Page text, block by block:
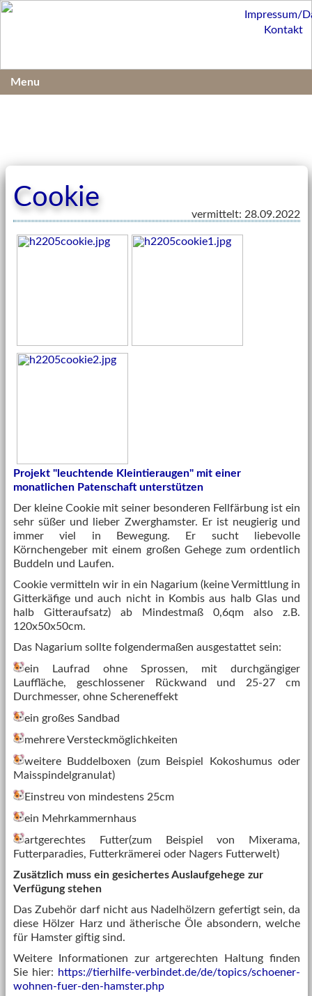
Cookie
vermittelt: 28.09.2022
Projekt "leuchtende Kleintieraugen" mit einer
monatlichen Patenschaft unterstützen
Der kleine Cookie mit seiner besonderen Fellfärbung ist ein
sehr süßer und lieber Zwerghamster. Er ist neugierig und
immer viel in Bewegung. Er sucht liebevolle
Körnchengeber mit einem großen Gehege zum ordentlich
Buddeln und Laufen.
Cookie vermitteln wir in ein Nagarium (keine Vermittlung in
Gitterkäfige und auch nicht in Kombis aus halb Glas und
halb Gitteraufsatz) ab Mindestmaß 0,6qm also z.B.
120x50x50cm.
Das Nagarium sollte folgendermaßen ausgestattet sein:
ein Laufrad ohne Sprossen, mit durchgängiger
Lauffläche, geschlossener Rückwand und 25-27 cm
Durchmesser, ohne Schereneffekt
ein großes Sandbad
mehrere Versteckmöglichkeiten
weitere Buddelboxen (zum Beispiel Kokoshumus oder
Maisspindelgranulat)
Einstreu von mindestens 25cm
ein Mehrkammernhaus
artgerechtes Futter(zum Beispiel von Mixerama,
Futterparadies, Futterkrämerei oder Nagers Futterwelt)
Zusätzlich muss ein gesichertes Auslaufgehege zur
Verfügung stehen
Das Zubehör darf nicht aus Nadelhölzern gefertigt sein, da
diese Hölzer Harz und ätherische Öle absondern, welche
für Hamster giftig sind.
Weitere Informationen zur artgerechten Haltung finden
Sie hier: https://tierhilfe-verbindet.de/de/topics/schoener-
wohnen-fuer-den-hamster.php
Impressum/
Kontakt
Menu